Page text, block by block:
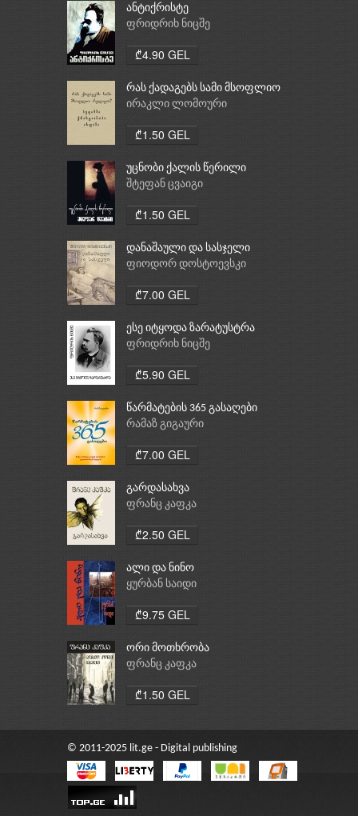
ანტიქრისტე
ფრიდრიხ ნიცშე
₾4.90 GEL
რას ქადაგებს სამი მსოფლიო
რელიგია: ბუდიზმი,
ირაკლი ლომოური
₾1.50 GEL
უცნობი ქალის წერილი
შტეფან ცვაიგი
₾1.50 GEL
დანაშაული და სასჯელი
ფიოდორ დოსტოევსკი
₾7.00 GEL
ესე იტყოდა ზარატუსტრა
ფრიდრიხ ნიცშე
₾5.90 GEL
წარმატების 365 გასაღები
რამაზ გიგაური
₾7.00 GEL
გარდასახვა
ფრანც კაფკა
₾2.50 GEL
ალი და ნინო
ყურბან საიდი
₾9.75 GEL
ორი მოთხრობა
ფრანც კაფკა
₾1.50 GEL
© 2011-2025 lit.ge - Digital publishing